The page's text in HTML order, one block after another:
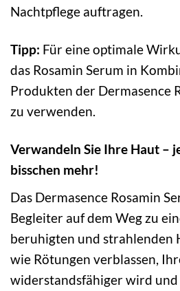
Nachtpflege auftragen.
Tipp: Für eine optimale
das Rosamin Serum in
Produkten der Dermasence
zu verwenden.
Verwandeln Sie Ihre Haut –
bisschen mehr!
Das Dermasence Rosamin
Begleiter auf dem Weg zu
beruhigten und strahlenden
wie Rötungen verblassen,
widerstandsfähiger wird und